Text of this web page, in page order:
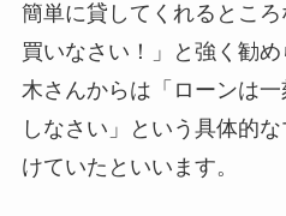
簡単に貸してくれるとこ
買いなさい！」と強く勧
木さんからは「ローンは
しなさい」という具体的
けていたといいます。